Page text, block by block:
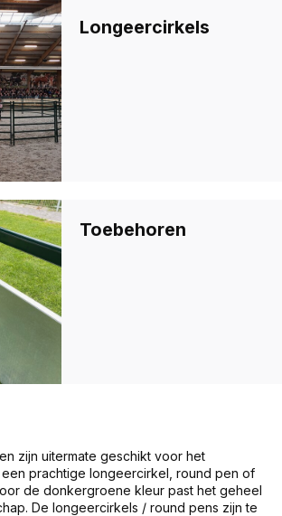
Longeercirkels
Toebehoren
zijn uitermate geschikt voor het
een prachtige longeercirkel, round pen of
de donkergroene kleur past het geheel
De longeercirkels / round pens zijn te